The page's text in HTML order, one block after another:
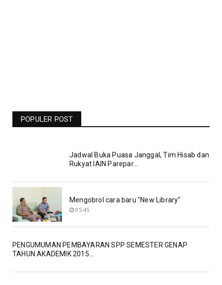
POPULER POST
Barcelona Vs Man United Live RCTI -
Bolasport.com
Jadwal Buka Puasa Janggal, Tim Hisab dan
Rukyat IAIN Parepar...
Mengobrol cara baru "New Library"
05.45
PENGUMUMAN PEMBAYARAN SPP SEMESTER GENAP
TAHUN AKADEMIK 2015...